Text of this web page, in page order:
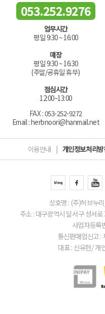
053.252.9276
업무시간
평일 9:30 ~ 16:00
매장
평일 9:30 ~ 16:30
(주말/공휴일 휴무)
점심시간
12:00~13:00
FAX : 053-252-9272
Email : herbnoori@hanmail.net
이용안내 | 개인정보처리
상호명 : (주)허브누
주소 : 대구광역시 달서구 성서
사업자등록
통신판매업신고
대표 : 신유현/ 개